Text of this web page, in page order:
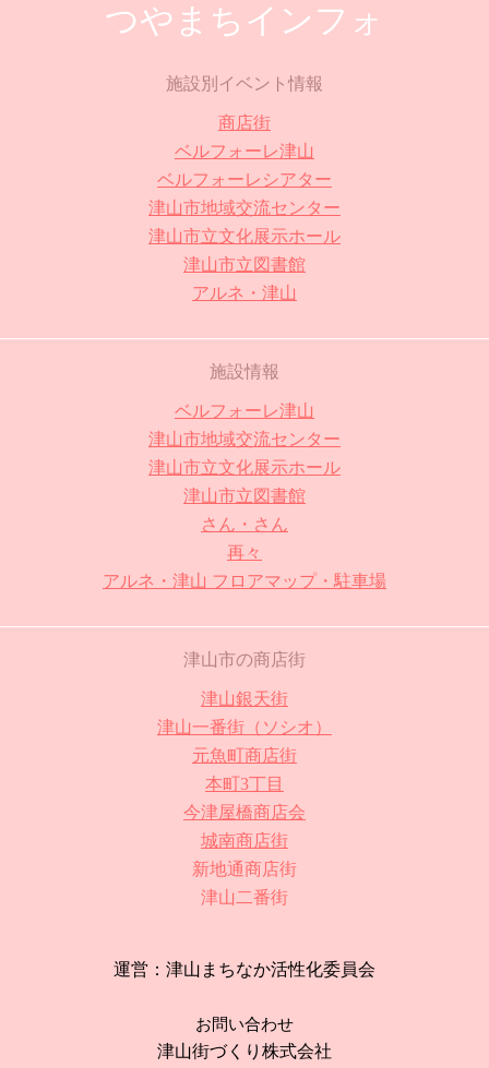
つやまちインフォ
施設別イベント情報
商店街
ベルフォーレ津山
ベルフォーレシアター
津山市地域交流センター
津山市立文化展示ホール
津山市立図書館
アルネ・津山
施設情報
ベルフォーレ津山
津山市地域交流センター
津山市立文化展示ホール
津山市立図書館
さん・さん
再々
アルネ・津山 フロアマップ・駐車場
津山市の商店街
津山銀天街
津山一番街（ソシオ）
元魚町商店街
本町3丁目
今津屋橋商店会
城南商店街
新地通商店街
津山二番街
運営：津山まちなか活性化委員会
お問い合わせ
津山街づくり株式会社